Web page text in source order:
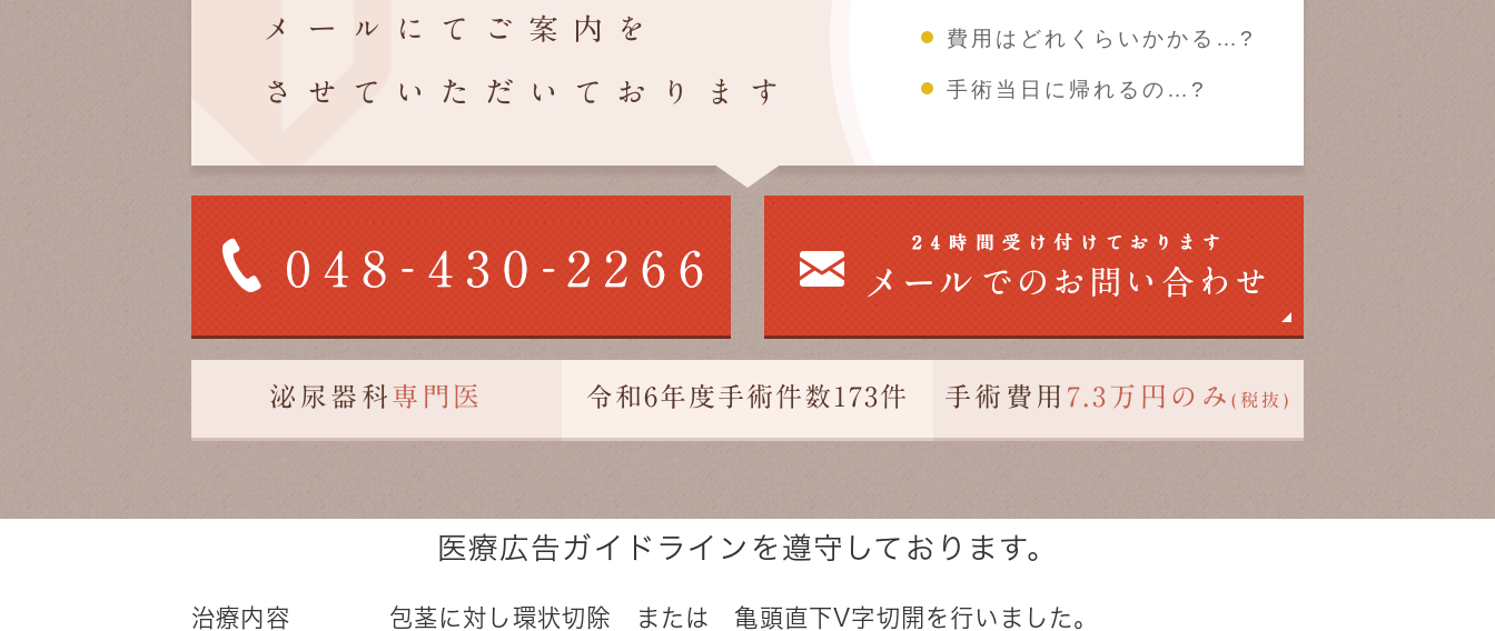
メールにてご案内を
させていただいております
費用はどれくらいかかる…?
手術当日に帰れるの…?
泌尿器科 専門医 令和6年度手術件数173件 手術費用 7.3万円のみ(税抜)
医療広告ガイドラインを遵守しております。
治療内容 包茎に対し環状切除 または 亀頭直下V字切開を行いました。